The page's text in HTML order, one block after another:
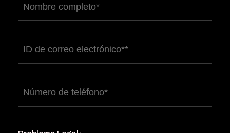
Nombre
completo(Obligatorio)
Correo
electrónico(Obligatorio)
Número
de